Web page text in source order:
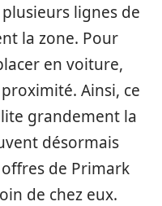
plusieurs lignes de
la zone. Pour
en voiture,
Ainsi, ce
grandement la
désormais
de Primark
de chez eux.